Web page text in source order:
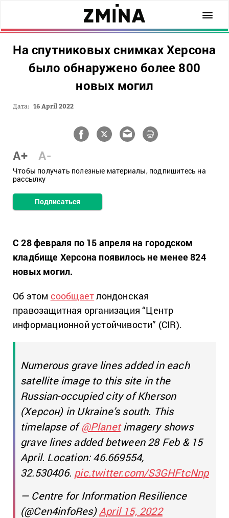
На спутниковых снимках Херсона
было обнаружено более 800
новых могил
Дата: 16 April 2022
A+ A-
Чтобы получать полезные материалы, подпишитесь на
рассылку
Подписаться
С 28 февраля по 15 апреля на городском
кладбище Херсона появилось не менее 824
новых могил.
Об этом сообщаетлондонская
правозащитная организация “Центр
информационной устойчивости” (CIR).
Numerous grave lines added in each
satellite image to this site in the
Russian-occupied city of Kherson
(Херсон) in Ukraine’s south. This
timelapse of@Planetimagery shows
grave lines added between 28 Feb & 15
April. Location: 46.669554,
32.530406. pic.twitter.com/S3GHFtcNnp
— Centre for Information Resilience
(@Cen4infoRes)April 15, 2022